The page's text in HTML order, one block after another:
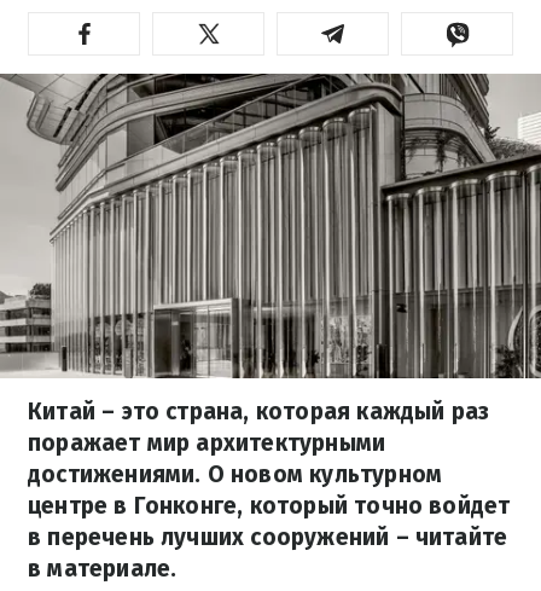
Китай – это страна, которая каждый раз
поражает мир архитектурными
достижениями. О новом культурном
центре в Гонконге, который точно войдет
в перечень лучших сооружений – читайте
в материале.